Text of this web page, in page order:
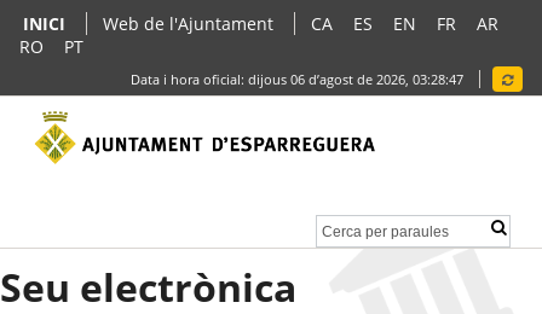
INICI Web de l'Ajuntament CA ES EN FR
AR
RO
PT
Data i hora oficial: dijous 06 d’agost de 2026, 03:28:47
Seu electrònica